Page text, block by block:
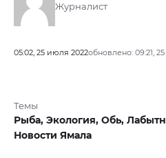
Журналист
05:02, 25 июля 2022обновлено: 09:21,
Темы
Рыба, Экология, Обь,
Новости Ямала